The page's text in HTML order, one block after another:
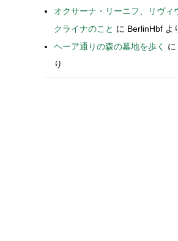
オクサーナ・リーニフ、リヴィ
クライナのこと に BerlinHbf よ
ヘーア通りの森の墓地を歩く
に
り